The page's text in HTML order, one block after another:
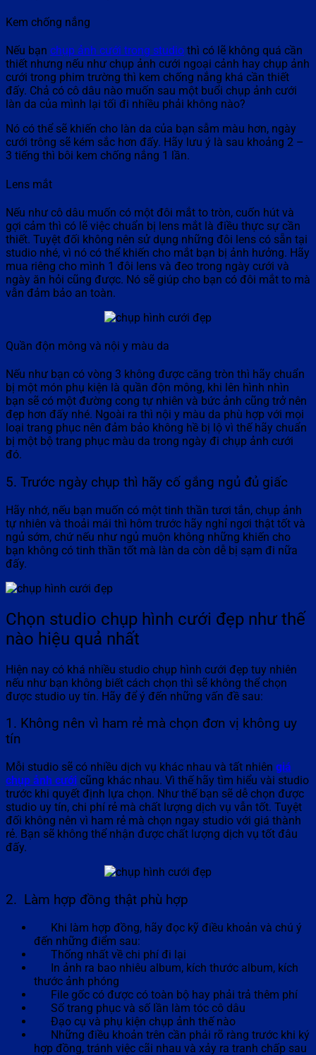
Kem chống nắng
Nếu bạn chụp ảnh cưới trong studio thì có lẽ không quá cần
thiết nhưng nếu như chụp ảnh cưới ngoại cảnh hay chụp ảnh
cưới trong phim trường thì kem chống nắng khá cần thiết
đấy. Chả có cô dâu nào muốn sau một buổi chụp ảnh cưới
làn da của mình lại tối đi nhiều phải không nào?
Nó có thể sẽ khiến cho làn da của bạn sẫm màu hơn, ngày
cưới trông sẽ kém sắc hơn đấy. Hãy lưu ý là sau khoảng 2 –
3 tiếng thì bôi kem chống nắng 1 lần.
Lens mắt
Nếu như cô dâu muốn có một đôi mắt to tròn, cuốn hút và
gợi cảm thì có lẽ việc chuẩn bị lens mắt là điều thực sự cần
thiết. Tuyệt đối không nên sử dụng những đôi lens có sẵn tại
studio nhé, vì nó có thể khiến cho mắt bạn bị ảnh hưởng. Hãy
mua riêng cho mình 1 đôi lens và đeo trong ngày cưới và
ngày ăn hỏi cũng được. Nó sẽ giúp cho bạn có đôi mắt to mà
vẫn đảm bảo an toàn.
Quần độn mông và nội y màu da
Nếu như bạn có vòng 3 không được căng tròn thì hãy chuẩn
bị một món phụ kiện là quần độn mông, khi lên hình nhìn
bạn sẽ có một đường cong tự nhiên và bức ảnh cũng trở nên
đẹp hơn đấy nhé. Ngoài ra thì nội y màu da phù hợp với mọi
loại trang phục nên đảm bảo không hề bị lộ vì thế hãy chuẩn
bị một bộ trang phục màu da trong ngày đi chụp ảnh cưới
đó.
5. Trước ngày chụp thì hãy cố gắng ngủ đủ giấc
Hãy nhớ, nếu bạn muốn có một tinh thần tươi tắn, chụp ảnh
tự nhiên và thoải mái thì hôm trước hãy nghỉ ngơi thật tốt và
ngủ sớm, chứ nếu như ngủ muộn không những khiến cho
bạn không có tinh thần tốt mà làn da còn dễ bị sạm đi nữa
đấy.
Chọn studio chụp hình cưới đẹp như thế
nào hiệu quả nhất
Hiện nay có khá nhiều studio chụp hình cưới đẹp tuy nhiên
nếu như bạn không biết cách chọn thì sẽ không thể chọn
được studio uy tín. Hãy để ý đến những vấn đề sau:
1. Không nên vì ham rẻ mà chọn đơn vị không uy
tín
Mỗi studio sẽ có nhiều dịch vụ khác nhau và tất nhiên giá
chụp ảnh cưới cũng khác nhau. Vì thế hãy tìm hiểu vài studio
trước khi quyết định lựa chọn. Như thế bạn sẽ dễ chọn được
studio uy tín, chi phí rẻ mà chất lượng dịch vụ vẫn tốt. Tuyệt
đối không nên vì ham rẻ mà chọn ngay studio với giá thành
rẻ. Bạn sẽ không thể nhận được chất lượng dịch vụ tốt đâu
đấy.
2. Làm hợp đồng thật phù hợp
Khi làm hợp đồng, hãy đọc kỹ điều khoản và chú ý
đến những điểm sau:
Thống nhất về chi phí đi lại
In ảnh ra bao nhiêu album, kích thước album, kích
thước ảnh phóng
File gốc có được có toàn bộ hay phải trả thêm phí
Số trang phục và số lần làm tóc cô dâu
Đạo cụ và phụ kiện chụp ảnh thế nào
Những điều khoản trên cần phải rõ ràng trước khi ký
hợp đồng, tránh việc cãi nhau và xảy ra tranh chấp sau